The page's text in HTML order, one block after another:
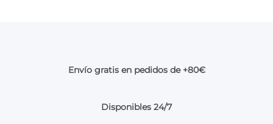
Envío gratis en pedidos de +80€
Disponibles 24/7